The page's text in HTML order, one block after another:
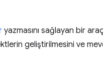
yazmasını sağlayan bir
geliştirilmesini ve